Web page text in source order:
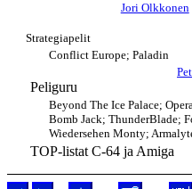
Jori Olkkonen
Strategiapelit
Conflict Europe; Paladin
Peliguru
Beyond The Ice Palace;
Bomb Jack; ThunderBlade;
Wiedersehen Monty;
TOP-listat C-64 ja Amiga